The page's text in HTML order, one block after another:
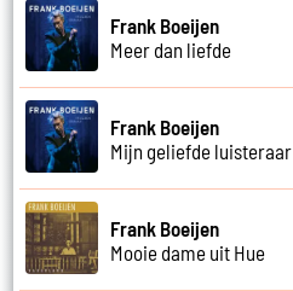
Frank Boeijen
Meer dan liefde
Frank Boeijen
Mijn geliefde luisteraar
Frank Boeijen
Mooie dame uit Hue